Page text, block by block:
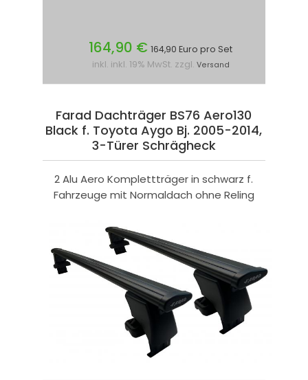
164,90 € 164,90 Euro pro Set
inkl. inkl. 19% MwSt. zzgl. Versand
Farad Dachträger BS76 Aero130
Black f. Toyota Aygo Bj. 2005-2014,
3-Türer Schrägheck
2 Alu Aero Komplettträger in schwarz f.
Fahrzeuge mit Normaldach ohne Reling